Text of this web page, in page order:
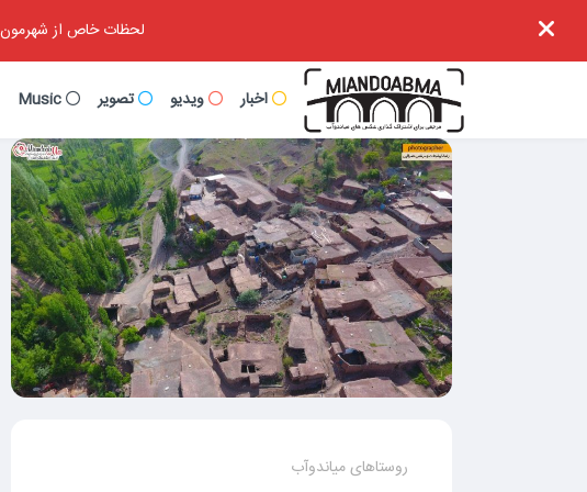
لحظات خاص از شهرمون
اخبار ویدیو تصویر Music
روستاهای میاندوآب